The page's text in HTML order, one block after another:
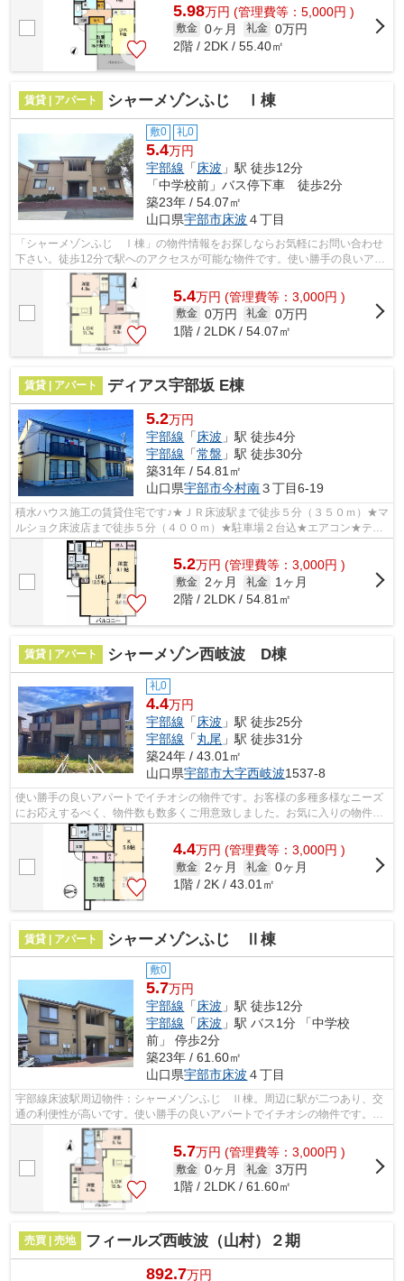
5.98万円 (管理費等：5,000円 )
敷金 0ヶ月 礼金 0万円
2階 / 2DK / 55.40㎡
賃貸 | アパート シャーメゾンふじ Ⅰ棟
敷0 礼0
5.4万円
宇部線 「 床波 」駅 徒歩12分
「中学校前」バス停下車 徒歩2分
築23年 / 54.07㎡
山口県宇部市床波 ４丁目
「シャーメゾンふじ Ⅰ棟」の物件情報をお探しならお気軽にお問い合わせ
下さい。徒歩12分で駅へのアクセスが可能な物件です。使い勝手の良いアパ
ートでイチオシの物件です。最上階の物...
5.4万円 (管理費等：3,000円 )
敷金 0万円 礼金 0万円
1階 / 2LDK / 54.07㎡
賃貸 | アパート ディアス宇部坂 E棟
5.2万円
宇部線 「 床波 」駅 徒歩4分
宇部線 「常盤 」駅 徒歩30分
築31年 / 54.81㎡
山口県宇部市今村南３丁目6-19
積水ハウス施工の賃貸住宅です♪★ＪＲ床波駅まで徒歩５分（３５０ｍ）★マ
ルショク床波店まで徒歩５分（４００ｍ）★駐車場２台込★エアコン★テレ
ビモニターホン★温水洗浄便座★アクセント...
5.2万円 (管理費等：3,000円 )
敷金 2ヶ月 礼金
1ヶ月
2階 / 2LDK / 54.81㎡
賃貸 | アパート シャーメゾン西岐波 D棟
礼0
4.4万円
宇部線 「 床波 」駅 徒歩25分
宇部線 「丸尾 」駅 徒歩31分
築24年 / 43.01㎡
山口県宇部市大字西岐波1537-8
使い勝手の良いアパートでイチオシの物件です。お客様の多種多様なニーズ
にお応えするべく、物件数も数多くご用意致しました。お気に入りの物件を
どうぞ見つけてみてください。
4.4万円 (管理費等：3,000円 )
敷金 2ヶ月 礼金 0ヶ月
1階 / 2K / 43.01㎡
賃貸 | アパート シャーメゾンふじ Ⅱ棟
敷0
5.7万円
宇部線 「床波 」駅 徒歩12分
宇部線 「床波 」駅 バス1分 「中学校
前」 停歩2分
築23年 / 61.60㎡
山口県宇部市床波 ４丁目
宇部線床波駅周辺物件：シャーメゾンふじ Ⅱ棟。周辺に駅が二つあり、交
通の利便性が高いです。使い勝手の良いアパートでイチオシの物件です。駅
まで徒歩12分でアクセス可能な物件です...
5.7万円 (管理費等：3,000円 )
敷金 0ヶ月 礼金 3万円
1階 / 2LDK / 61.60㎡
売買 | 売地 フィールズ西岐波（山村）２期
892.7万円